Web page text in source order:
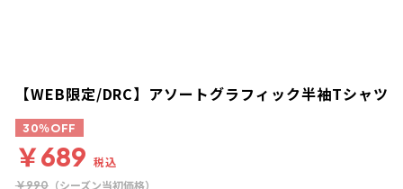
【WEB限定/DRC】アソートグラフィック半袖Tシャツ
30％OFF
￥689 税込
￥990（シーズン当初価格）